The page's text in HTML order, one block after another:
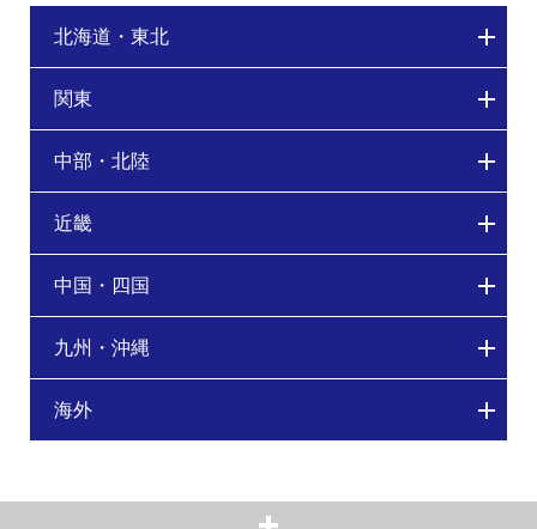
北海道・東北
関東
中部・北陸
近畿
中国・四国
九州・沖縄
海外